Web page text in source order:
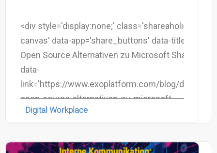
<div style='display:none;' class='shareaholic-
canvas' data-app='share_buttons' data-title='Beste
Open Source Alternativen zu Microsoft SharePoint'
data-
link='https://www.exoplatform.com/blog/de/beste-
open-source-alternativen-zu-microsoft-
sharepoint/'
Digital Workplace